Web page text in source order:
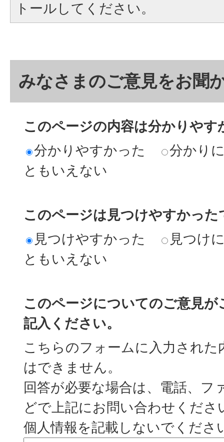
トールしてください。
みなさまのご意見をお聞
このページの内容は分かりやす
分かりやすかった
分かり
ともいえない
このページは見つけやすかった
見つけやすかった
見つけ
ともいえない
このページについてのご意見
記入ください。
こちらのフォームに入力された
はできません。
回答が必要な場合は、電話、フ
どで上記にお問い合わせくださ
個人情報を記載しないでくださ